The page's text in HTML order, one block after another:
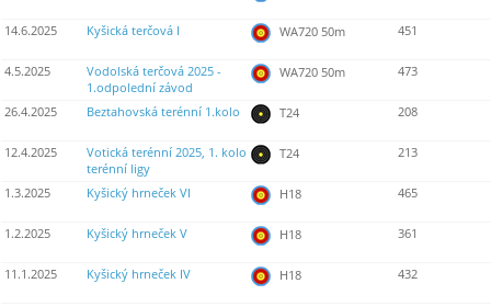
14.6.2025 Kyšická terčová I WA720 50m 451
4.5.2025
Vodolská terčová 2025 -
1.odpolední závod
WA720 50m 473
26.4.2025 Beztahovská terénní 1.kolo T24 208
12.4.2025
Votická terénní 2025, 1. kolo
terénní ligy
T24 213
1.3.2025 Kyšický hrneček VI H18 465
1.2.2025 Kyšický hrneček V H18 361
11.1.2025 Kyšický hrneček IV H18 432